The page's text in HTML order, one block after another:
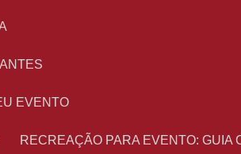
EVENTO
RECREAÇÃO PARA EVENTO: